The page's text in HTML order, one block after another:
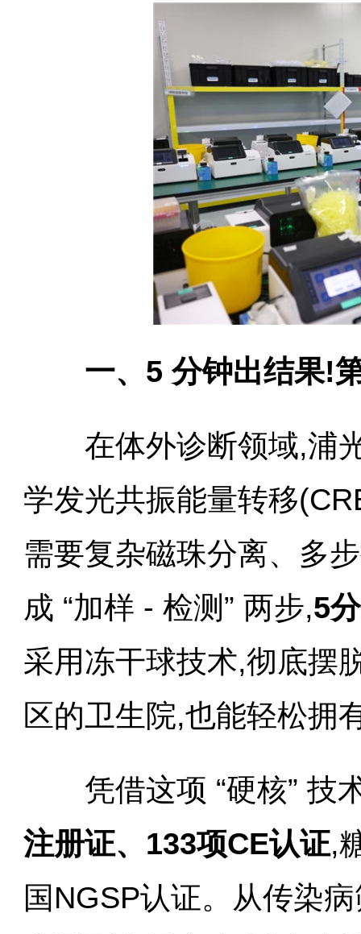
一、5 分钟出结果!
在体外诊断领域,浦光
学发光共振能量转移
需要复杂磁珠分离、多
成 “加样 - 检测” 两步,5
采用冻干球技术,彻底摆
区的卫生院,也能轻松拥
凭借这项 “硬核” 技
注册证、133项CE认证,
国NGSP认证。从传染